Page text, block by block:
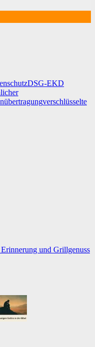
DSG-EKD
verschlüsselte
und Grillgenuss